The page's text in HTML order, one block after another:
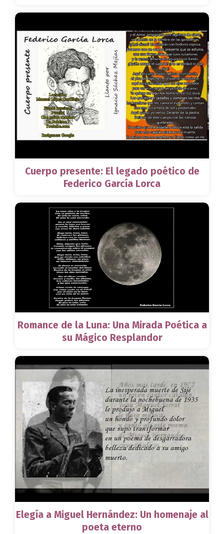
Cuerpo presente: El legado poético de
Federico García Lorca
Romance de la Luna: Una Mirada Poética a
su Mágico Resplandor
Elegía a Miguel Hernández: Un homenaje al
poeta eterno